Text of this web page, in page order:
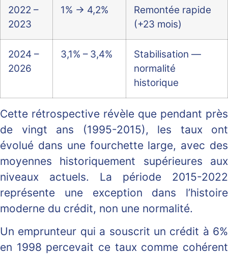
2022 –
2023
1% → 4,2%
Remontée rapide
(+23 mois)
2024 –
2026
3,1% – 3,4%
Stabilisation —
normalité
historique
Cette rétrospective révèle que pendant près
de vingt ans (1995-2015), les taux ont
évolué dans une fourchette large, avec des
moyennes historiquement supérieures aux
niveaux actuels. La période 2015-2022
représente une exception dans l’histoire
moderne du crédit, non une normalité.
Un emprunteur qui a souscrit un crédit à 6%
en 1998 percevait ce taux comme cohérent